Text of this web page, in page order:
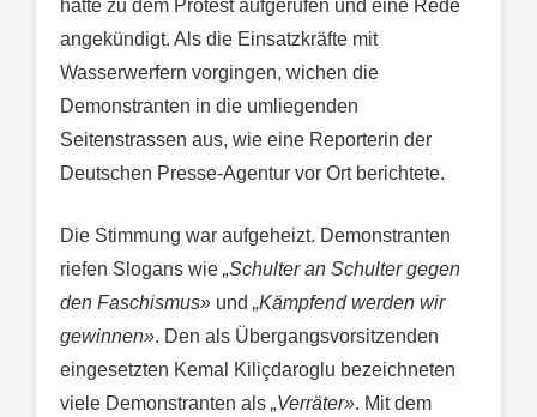
hatte zu dem Protest aufgerufen und eine Rede
angekündigt. Als die Einsatzkräfte mit
Wasserwerfern vorgingen, wichen die
Demonstranten in die umliegenden
Seitenstrassen aus, wie eine Reporterin der
Deutschen Presse-Agentur vor Ort berichtete.
Die Stimmung war aufgeheizt. Demonstranten
riefen Slogans wie „Schulter an Schulter gegen
den Faschismus» und „Kämpfend werden wir
gewinnen». Den als Übergangsvorsitzenden
eingesetzten Kemal Kiliçdaroglu bezeichneten
viele Demonstranten als „Verräter». Mit dem